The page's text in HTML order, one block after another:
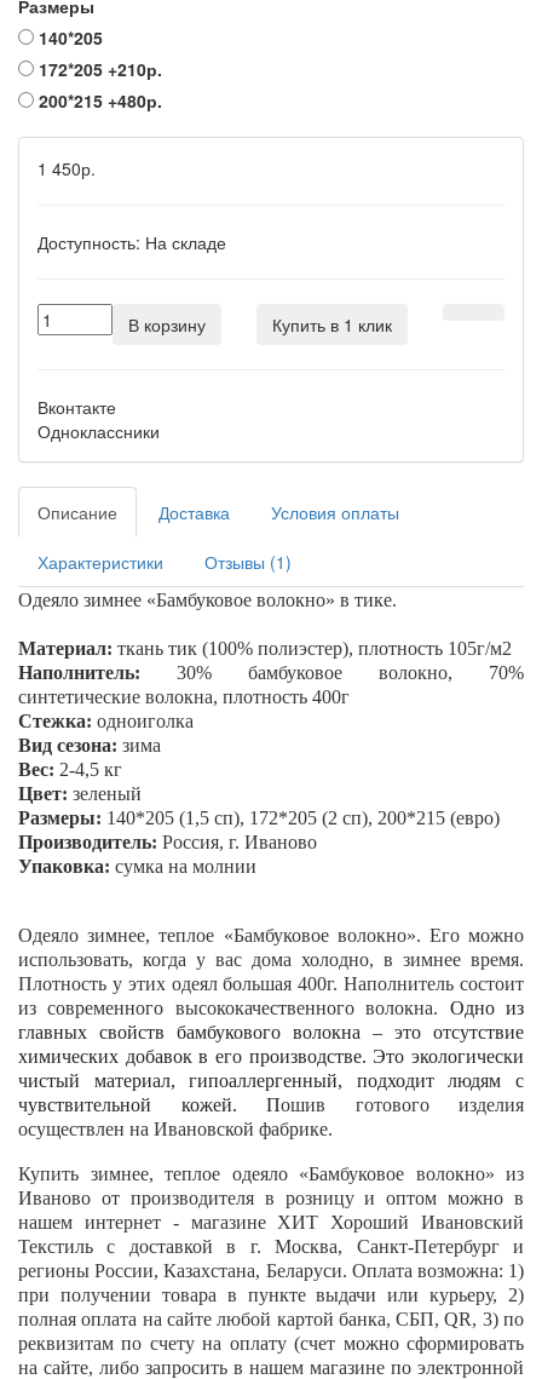
Размеры
140*205
172*205 +210р.
200*215 +480р.
1 450р.
Доступность: На складе
В корзину Купить в 1 клик
Вконтакте
Одноклассники
Описание Доставка Условия оплаты
Характеристики Отзывы (1)
Одеяло зимнее «Бамбуковое волокно» в тике.
Материал: ткань тик (100% полиэстер), плотность 105г/м2
Наполнитель: 30% бамбуковое волокно, 70%
синтетические волокна, плотность 400г
Стежка: одноиголка
Вид сезона: зима
Вес: 2-4,5 кг
Цвет: зеленый
Размеры: 140*205 (1,5 сп), 172*205 (2 сп), 200*215 (евро)
Производитель: Россия, г. Иваново
Упаковка: сумка на молнии
Одеяло зимнее, теплое «Бамбуковое волокно». Его можно
использовать, когда у вас дома холодно, в зимнее время.
Плотность у этих одеял большая 400г. Наполнитель состоит
из современного высококачественного волокна. Одно из
главных свойств бамбукового волокна – это отсутствие
химических добавок в его производстве. Это экологически
чистый материал, гипоаллергенный, подходит людям с
чувствительной кожей. Пошив готового изделия
осуществлен на Ивановской фабрике.
Купить зимнее, теплое одеяло «Бамбуковое волокно» из
Иваново от производителя в розницу и оптом можно в
нашем интернет - магазине ХИТ Хороший Ивановский
Текстиль с доставкой в г. Москва, Санкт-Петербург и
регионы России, Казахстана, Беларуси. Оплата возможна: 1)
при получении товара в пункте выдачи или курьеру, 2)
полная оплата на сайте любой картой банка, СБП,QR, 3) по
реквизитам по счету на оплату (счет можно сформировать
на сайте, либо запросить в нашем магазине по электронной